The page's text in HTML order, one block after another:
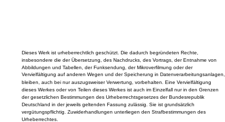
Dieses Werk ist urheberrechtlich geschützt. Die dadurch begründeten Rechte,
insbesondere die der Übersetzung, des Nachdrucks, des Vortrags, der Entnahme von
Abbildungen und Tabellen, der Funksendung, der Mikroverfilmung oder der
Vervielfältigung auf anderen Wegen und der Speicherung in Datenverarbeitungsanlagen,
bleiben, auch bei nur auszugsweiser Verwertung, vorbehalten. Eine Vervielfältigung
dieses Werkes oder von Teilen dieses Werkes ist auch im Einzelfall nur in den Grenzen
der gesetzlichen Bestimmungen des Urheberrechtsgesetzes der Bundesrepublik
Deutschland in der jeweils geltenden Fassung zulässig. Sie ist grundsätzlich
vergütungspflichtig. Zuwiderhandlungen unterliegen den Strafbestimmungen des
Urheberrechtes.